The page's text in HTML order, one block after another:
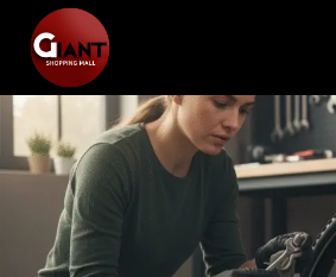
content